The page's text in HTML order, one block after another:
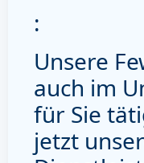
:
Unsere
auch im
für Sie
jetzt